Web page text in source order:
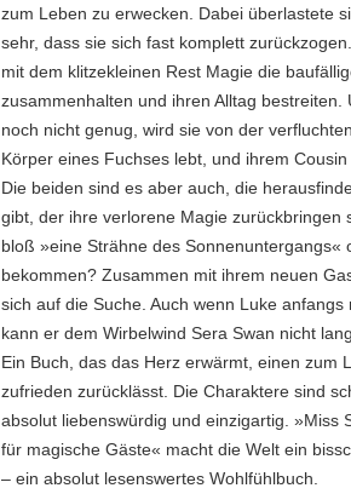
zum Leben zu erwecken. Dabei überlastete
sehr, dass sie sich fast komplett
mit dem klitzekleinen Rest Magie die
zusammenhalten und ihren Alltag bestreiten.
noch nicht genug, wird sie von der
Körper eines Fuchses lebt, und ihrem
Die beiden sind es aber auch, die
gibt, der ihre verlorene Magie zurückbringen
bloß »eine Strähne des Sonnenuntergangs«
bekommen? Zusammen mit ihrem neuen
sich auf die Suche. Auch wenn Luke anfangs
kann er dem Wirbelwind Sera Swan nicht
Ein Buch, das das Herz erwärmt, einen zum
zufrieden zurücklässt. Die Charaktere sind
absolut liebenswürdig und einzigartig. »Miss
für magische Gäste« macht die Welt ein
– ein absolut lesenswertes Wohlfühlbuch.